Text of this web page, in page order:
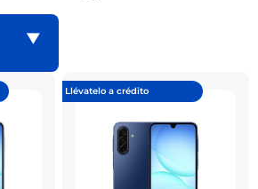
Llévatelo a crédito